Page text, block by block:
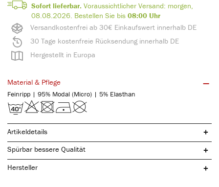
Versandkostenfrei ab 30€ Einkaufswert innerhalb DE
30 Tage kostenfreie Rücksendung innerhalb DE
Hergestellt in Europa
Sofort lieferbar. Voraussichtlicher Versand: morgen,
08.08.2026. Bestellen Sie bis 08:00 Uhr
Material & Pflege
Feinripp | 95% Modal (Micro) | 5% Elasthan
Artikeldetails
Spürbar bessere Qualität
Hersteller